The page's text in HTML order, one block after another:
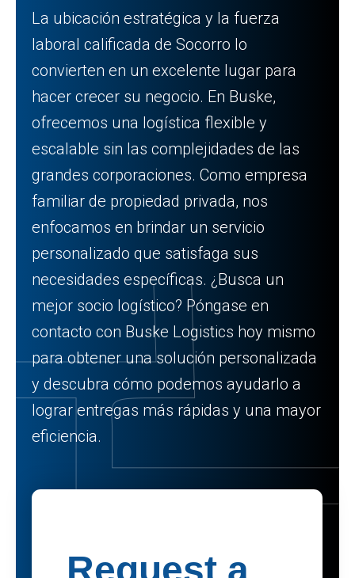
La ubicación estratégica y la fuerza
laboral calificada de Socorro lo
convierten en un excelente lugar para
hacer crecer su negocio. En Buske,
ofrecemos una logística flexible y
escalable sin las complejidades de las
grandes corporaciones. Como empresa
familiar de propiedad privada, nos
enfocamos en brindar un servicio
personalizado que satisfaga sus
necesidades específicas. ¿Busca un
mejor socio logístico? Póngase en
contacto con Buske Logistics hoy mismo
para obtener una solución personalizada
y descubra cómo podemos ayudarlo a
lograr entregas más rápidas y una mayor
eficiencia.